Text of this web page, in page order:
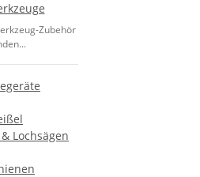
Zubehör
Lochsägen